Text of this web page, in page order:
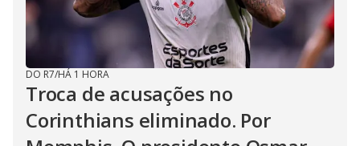
DO R7/HÁ 1 HORA
Troca de acusações no
Corinthians eliminado. Por